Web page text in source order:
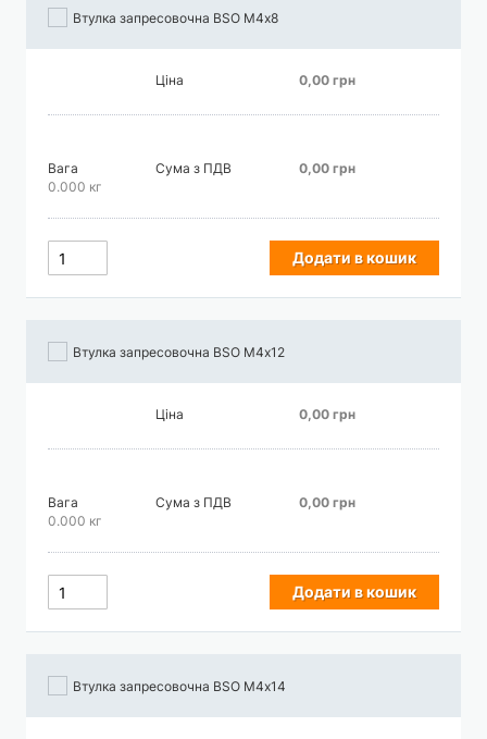
Втулка запресовочна BSO М4х8
Ціна 0,00 грн
Вага
0.000 кг
Сума з ПДВ 0,00 грн
Додати в кошик
Втулка запресовочна BSO М4х12
Ціна 0,00 грн
Вага
0.000 кг
Сума з ПДВ 0,00 грн
Додати в кошик
Втулка запресовочна BSO М4х14